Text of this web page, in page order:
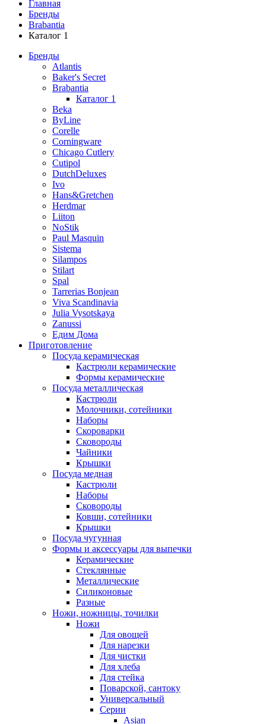
Главная
Бренды
Brabantia
Каталог 1
Бренды
Atlantis
Baker's Secret
Brabantia
Каталог 1
Beka
ByLine
Corelle
Corningware
Chicago Cutlery
Cutipol
DutchDeluxes
Ivo
Hans&Gretchen
Herdmar
Liiton
NoStik
Paul Masquin
Sistema
Silampos
Stilart
Spal
Tarrerias Bonjean
Viva Scandinavia
Julia Vysotskaya
Zanussi
Едим Дома
Приготовление
Посуда керамическая
Кастрюли керамические
Формы керамические
Посуда металлическая
Кастрюли
Молочники, сотейники
Наборы
Скороварки
Сковороды
Чайники
Крышки
Посуда медная
Кастрюли
Наборы
Сковороды
Ковши, сотейники
Крышки
Посуда чугунная
Формы и аксессуары для выпечки
Керамические
Стеклянные
Металлические
Силиконовые
Разные
Ножи, ножницы, точилки
Ножи
Для овощей
Для нарезки
Для чистки
Для хлеба
Для стейка
Поварской, сантоку
Универсальный
Серии
Asian